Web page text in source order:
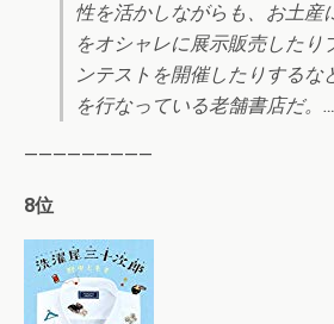
性を活かしながらも、お土産
をオシャレに展示販売したり
ンテストを開催したりするな
を行なっている老舗書店だ。
—————————
8位